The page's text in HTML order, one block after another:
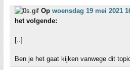
Op woensdag 19 mei 2021
het volgende:
[..]
Ben je het gaat kijken vanwege dit